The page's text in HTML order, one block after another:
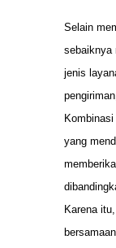
Selain
sebaiknya
jenis
yang
Karena